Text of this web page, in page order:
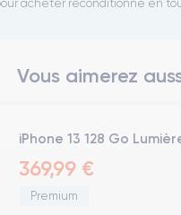
acheter reconditionné en
Vous aimerez
iPhone 13 128 Go
369,99 €
Premium